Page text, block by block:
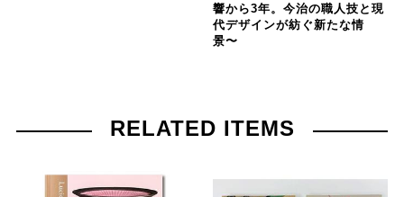
響から3年。今治の職人技と現
代デザインが紡ぐ新たな情
景〜
RELATED ITEMS